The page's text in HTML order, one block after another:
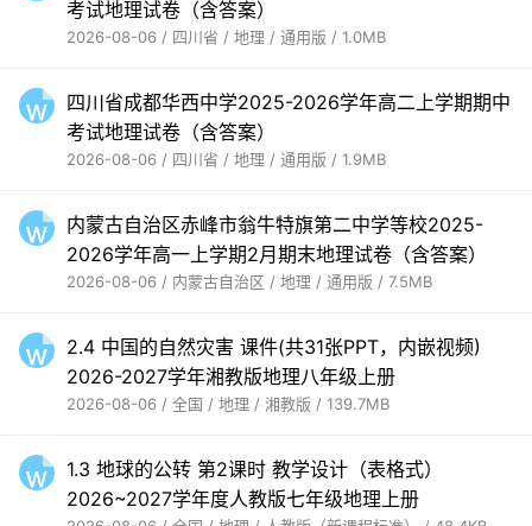
考试地理试卷（含答案）
2026-08-06 / 四川省 / 地理 / 通用版 / 1.0MB
四川省成都华西中学2025-2026学年高二上学期期中
考试地理试卷（含答案）
2026-08-06 / 四川省 / 地理 / 通用版 / 1.9MB
内蒙古自治区赤峰市翁牛特旗第二中学等校2025-
2026学年高一上学期2月期末地理试卷（含答案）
2026-08-06 / 内蒙古自治区 / 地理 / 通用版 / 7.5MB
2.4 中国的自然灾害 课件(共31张PPT，内嵌视频)
2026-2027学年湘教版地理八年级上册
2026-08-06 / 全国 / 地理 / 湘教版 / 139.7MB
1.3 地球的公转 第2课时 教学设计（表格式）
2026~2027学年度人教版七年级地理上册